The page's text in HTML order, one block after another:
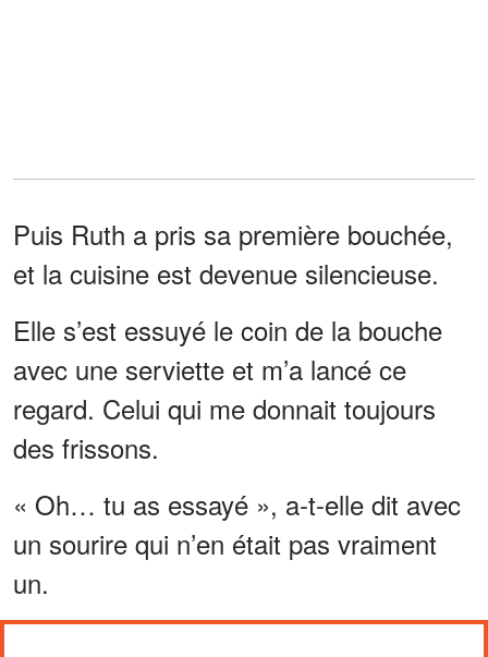
Puis Ruth a pris sa première bouchée,
et la cuisine est devenue silencieuse.
Elle s’est essuyé le coin de la bouche
avec une serviette et m’a lancé ce
regard. Celui qui me donnait toujours
des frissons.
« Oh… tu as essayé », a-t-elle dit avec
un sourire qui n’en était pas vraiment
un.